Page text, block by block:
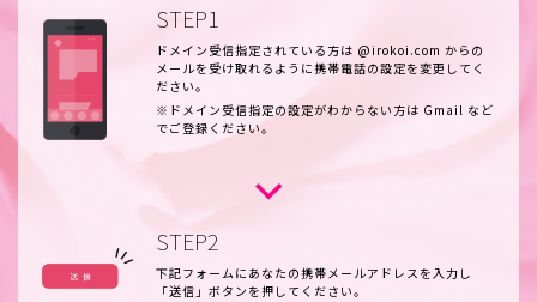
STEP1
ドメイン受信指定されている方は @irokoi.com からの
メールを受け取れるように携帯電話の設定を変更してく
ださい。
※ドメイン受信指定の設定がわからない方は Gmail など
でご登録ください。
STEP2
下記フォームにあなたの携帯メールアドレスを入力し
「送信」ボタンを押してください。